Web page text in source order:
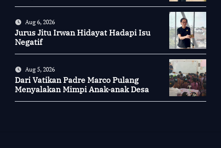
Aug 6, 2026
Jurus Jitu Irwan Hidayat Hadapi Isu
Negatif
Aug 5, 2026
Dari Vatikan Padre Marco Pulang
Menyalakan Mimpi Anak-anak Desa